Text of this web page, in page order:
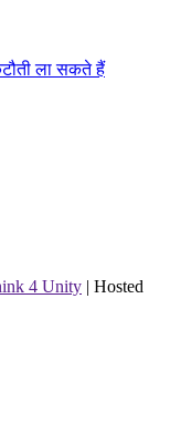
ला सकते हैं
4 Unity | Hosted